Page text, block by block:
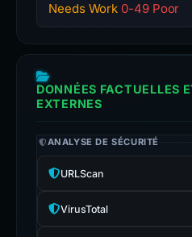
Needs Work 0-49 Poor
DONNÉES FACTUELLES
EXTERNES
ANALYSE DE SÉCURITÉ
URLScan
VirusTotal